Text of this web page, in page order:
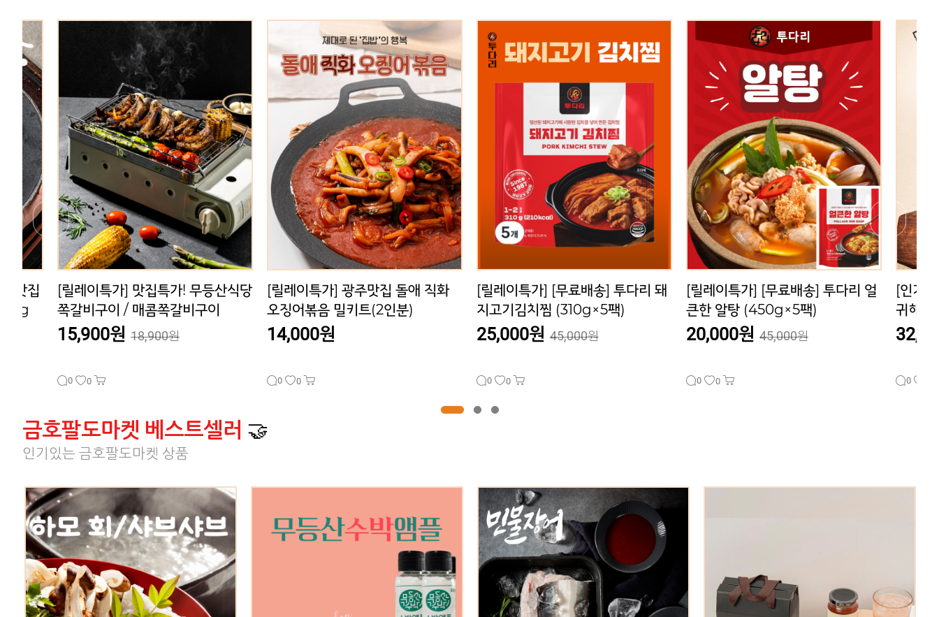
산식당
이
식당
[릴레이특가] 광주맛집 돌애 직화
오징어볶음 밀키트(2인분)
14,000원
[릴레이특가] 광주맛집 돌애 직화
오징어볶음 밀키트(2인분)
14,000원
0 0
[릴레이특가] [무료배송] 투다리 돼
지고기김치찜 (310g×5팩)
25,000원 45,000원
[릴레이특가] [무료배송] 투다리 돼
지고기김치찜 (310g×5팩)
25,000원
0 0
[릴레이특가] [무료배송] 투다리 얼
큰한 알탕 (450g×5팩)
20,000원 45,000원
[릴레이특가] [무료배송] 투다리 얼
큰한 알탕 (450g×5팩)
20,000원 45,000원
0 0
[인기상품] [무료배송] 남가네 뼈다
귀해장국 (900g×5팩)
32,000원 39,500원
[인기상품] [무료배송] 남가네 뼈다
귀해장국 (900g×5팩)
32,000원 39,500원
0 0
[공동
우
0
금호팔도마켓 베스트셀러 🤝
인기있는 금호팔도마켓 상품
[광주대표상품] 앰플 하나로 광주의 맛을 느끼자!
국내산 자포니카 손질 민물장어 1kg (손질후
[인기상품] 호렙농원 GAP인증 설향딸기로 만든
[광주푸드클럽] [무료배송] 광주맛집 산장웅계 닭